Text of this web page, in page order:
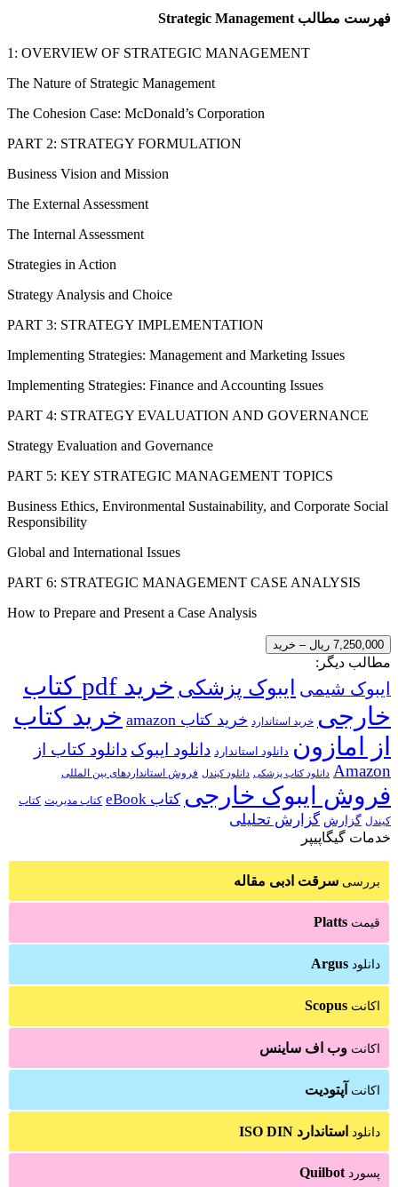
فهرست مطالب Strategic Management
1: OVERVIEW OF STRATEGIC MANAGEMENT
The Nature of Strategic Management
The Cohesion Case: McDonald’s Corporation
PART 2: STRATEGY FORMULATION
Business Vision and Mission
The External Assessment
The Internal Assessment
Strategies in Action
Strategy Analysis and Choice
PART 3: STRATEGY IMPLEMENTATION
Implementing Strategies: Management and Marketing Issues
Implementing Strategies: Finance and Accounting Issues
PART 4: STRATEGY EVALUATION AND GOVERNANCE
Strategy Evaluation and Governance
PART 5: KEY STRATEGIC MANAGEMENT TOPICS
Business Ethics, Environmental Sustainability, and Corporate Social
Responsibility
Global and International Issues
PART 6: STRATEGIC MANAGEMENT CASE ANALYSIS
How to Prepare and Present a Case Analysis
7,250,000 ریال – خرید
مطالب دیگر:
ایبوک شیمی ایبوک پزشکی
خرید pdf کتاب
خارجی خرید استاندارد خرید کتاب amazon
خرید کتاب
از امازون دانلود استاندارد دانلود ایبوک دانلود کتاب از
Amazon دانلود کتاب پزشکی دانلود کیندل فروش استانداردهای بین المللی
فروش ایبوک خارجی کتاب eBook کتاب مدیریت کتاب
کیندل گزارش گزارش تحلیلی
خدمات گیگاپیپر
بررسی سرقت ادبی مقاله
قیمت Platts
دانلود Argus
اکانت Scopus
اکانت وب اف ساینس
اکانت آپتودیت
دانلود استاندارد ISO DIN
پسوردQuilbot